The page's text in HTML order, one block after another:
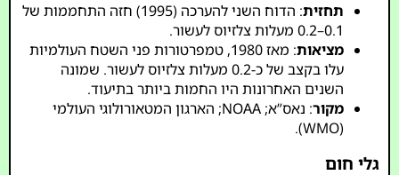
תחזית
: הדוח השני להערכה (1995) חזה התחממות של
0.1–0.2 מעלות צלזיוס לעשור.
מציאות
: מאז 1980, טמפרטורות פני השטח העולמיות
עלו בקצב של כ-0.2 מעלות צלזיוס לעשור. שמונה
השנים האחרונות היו החמות ביותר בתיעוד.
מקור
: נאס”א; NOAA; הארגון המטאורולוגי העולמי
(WMO).
גלי חום